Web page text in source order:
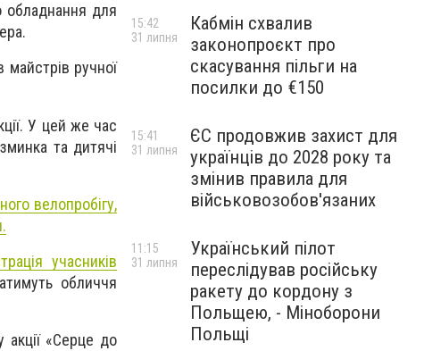
обладнання для
майстрів ручної
У цей же час
та дитячі
велопробігу,
учасників
обличчя
акції «Серце до
Кабмін схвалив
законопроєкт про
скасування пільги на
посилки до €150
15:42
31 липня
ЄС продовжив захист для
українців до 2028 року та
змінив правила для
військовозобов'язаних
15:41
31 липня
Український пілот
переслідував російську
ракету до кордону з
Польщею, - Міноборони
Польщі
11:15
31 липня